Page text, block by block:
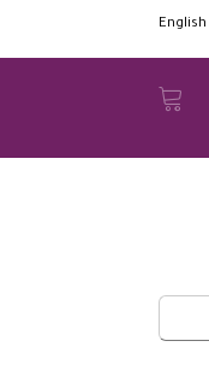
English